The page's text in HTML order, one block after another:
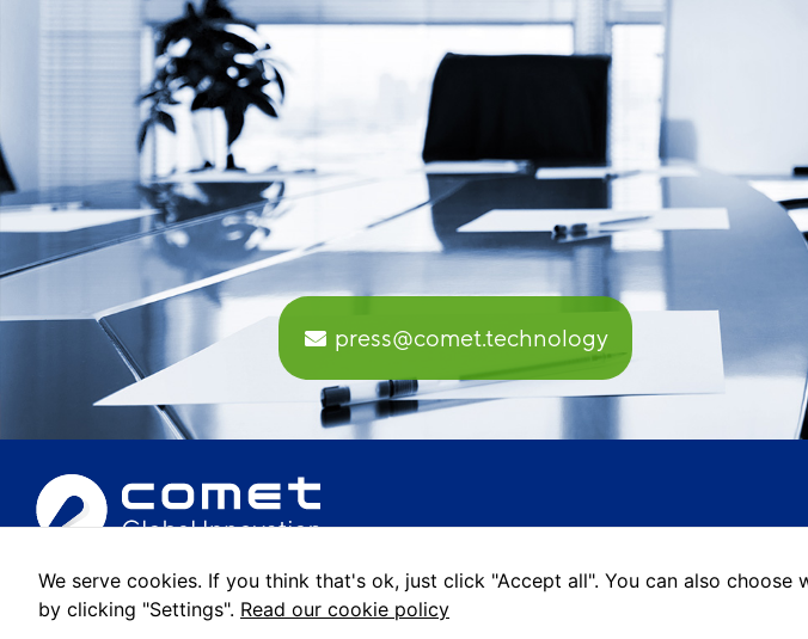
press@comet.technology
© 2022 Comet Global Innovation. Tots els drets reservats.
We serve cookies. If you think that's ok, just click "Accept all". You can also choose
by clicking "Settings". Read our cookie policy